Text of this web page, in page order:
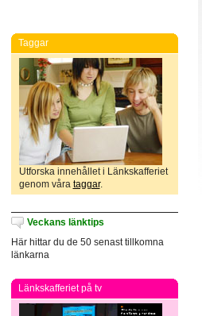
Taggar
Utforska innehållet i Länkskafferiet
genom våra taggar.
Veckans länktips
Här hittar du de 50 senast tillkomna
länkarna
Länkskafferiet på tv